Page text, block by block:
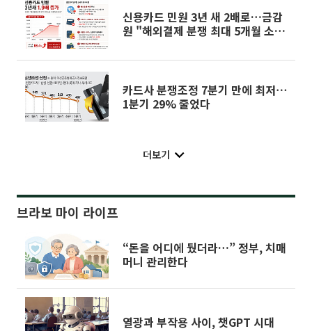
신용카드 민원 3년 새 2배로…금감
원 "해외결제 분쟁 최대 5개월 소
카드사 분쟁조정 7분기 만에 최저⋯
1분기 29% 줄었다
더보기
브라보 마이 라이프
“돈을 어디에 뒀더라…” 정부, 치매
머니 관리한다
열광과 부작용 사이, 챗GPT 시대